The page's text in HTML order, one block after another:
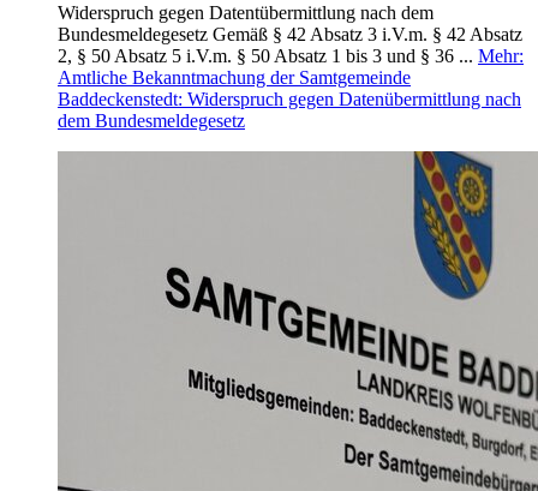
Widerspruch gegen Datentübermittlung nach dem
Bundesmeldegesetz Gemäß § 42 Absatz 3 i.V.m. § 42 Absatz
2, § 50 Absatz 5 i.V.m. § 50 Absatz 1 bis 3 und § 36 ... Mehr:
Amtliche Bekanntmachung der Samtgemeinde
Baddeckenstedt: Widerspruch gegen Datenübermittlung nach
dem Bundesmeldegesetz